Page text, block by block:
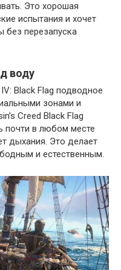
Это хорошая
испытания и хочет
без перезапуска
воду
Black Flag подводное
зонами и
Creed Black Flag
почти в любом месте
дыхания. Это делает
и естественным.